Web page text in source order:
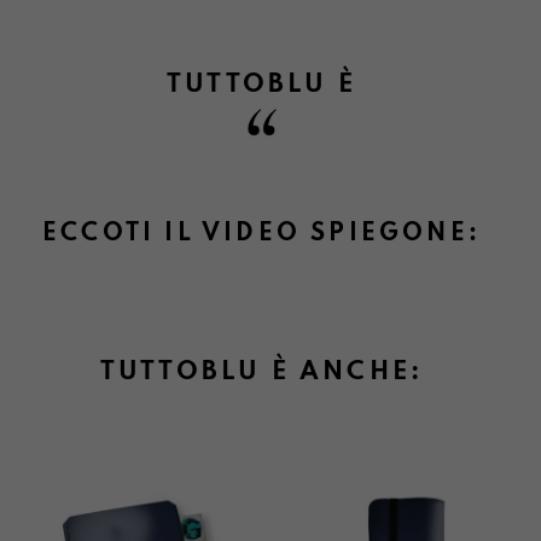
TUTTOBLU È
ECCOTI IL VIDEO SPIEGONE:
TUTTOBLU È ANCHE: